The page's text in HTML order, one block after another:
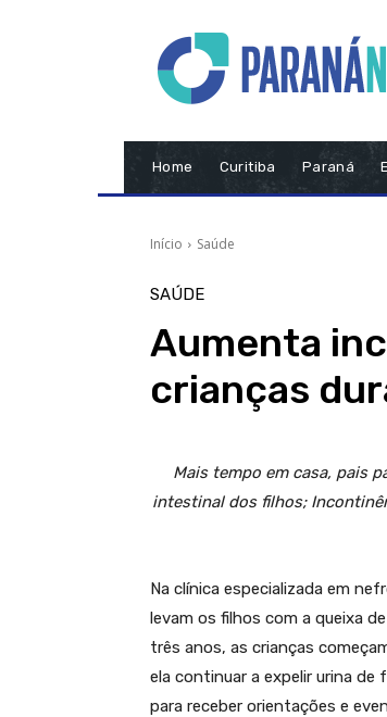
Home Curitiba Paraná
Início Saúde
SAÚDE
Aumenta
crianças
Mais tempo em casa, pais
intestinal dos filhos;
Na clínica especializada em
levam os filhos com a queixa
três anos, as crianças
ela continuar a expelir urina
para receber orientações e